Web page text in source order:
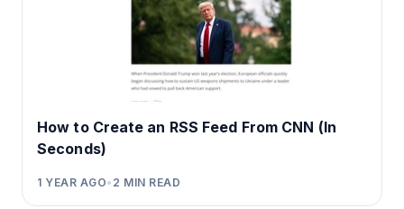
How to Create an RSS Feed From CNN (In
Seconds)
1 YEAR AGO• 2 MIN READ